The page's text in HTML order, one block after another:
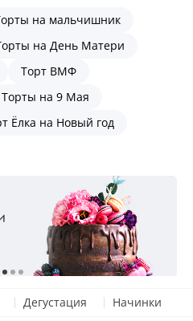
на мальчишник
на День Матери
Торт ВМФ
Торты на 9 Мая
Ёлка на Новый год
Дегустация Начинки